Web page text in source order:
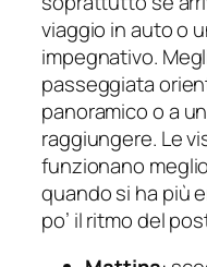
viaggio in auto o
impegnativo.
passeggiata
panoramico o a
raggiungere. Le
funzionano
quando si ha più
po’ il ritmo del